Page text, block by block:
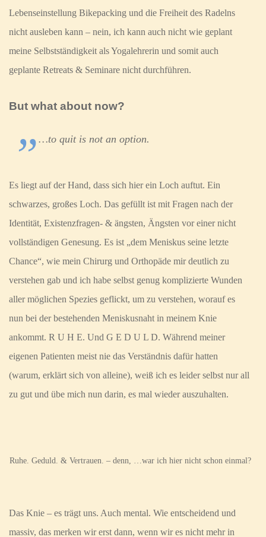
Lebenseinstellung Bikepacking und die Freiheit des Radelns
nicht ausleben kann – nein, ich kann auch nicht wie geplant
meine Selbstständigkeit als Yogalehrerin und somit auch
geplante Retreats & Seminare nicht durchführen.
But what about now?
…to quit is not an option.
Es liegt auf der Hand, dass sich hier ein Loch auftut. Ein
schwarzes, großes Loch. Das gefüllt ist mit Fragen nach der
Identität, Existenzfragen- & ängsten, Ängsten vor einer nicht
vollständigen Genesung. Es ist „dem Meniskus seine letzte
Chance“, wie mein Chirurg und Orthopäde mir deutlich zu
verstehen gab und ich habe selbst genug komplizierte Wunden
aller möglichen Spezies geflickt, um zu verstehen, worauf es
nun bei der bestehenden Meniskusnaht in meinem Knie
ankommt. R U H E. Und G E D U L D. Während meiner
eigenen Patienten meist nie das Verständnis dafür hatten
(warum, erklärt sich von alleine), weiß ich es leider selbst nur all
zu gut und übe mich nun darin, es mal wieder auszuhalten.
Ruhe. Geduld. & Vertrauen. – denn, …war ich hier nicht schon einmal?
Das Knie – es trägt uns. Auch mental. Wie entscheidend und
massiv, das merken wir erst dann, wenn wir es nicht mehr in